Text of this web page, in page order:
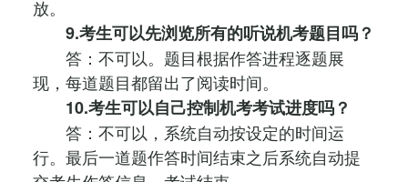
放。
9.考生可以先浏览所有的听说机考题目吗？
答：不可以。题目根据作答进程逐题展
现，每道题目都留出了阅读时间。
10.考生可以自己控制机考考试进度吗？
答：不可以，系统自动按设定的时间运
行。最后一道题作答时间结束之后系统自动提